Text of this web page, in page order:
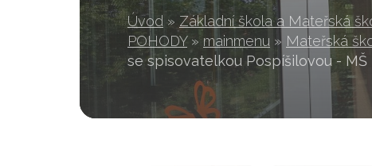
Úvod » Základní škola a Mateřská
POHODY » mainmenu » Mateřská
se spisovatelkou Pospíšilovou - MŠ